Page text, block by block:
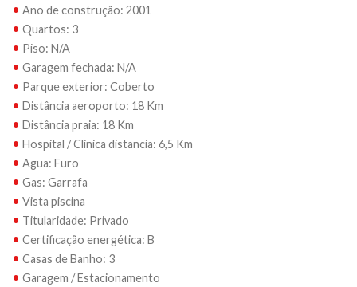
• Ano de construção: 2001
• Quartos: 3
• Piso: N/A
• Garagem fechada: N/A
• Parque exterior: Coberto
• Distância aeroporto: 18 Km
• Distância praia: 18 Km
• Hospital / Clinica distancia: 6,5 Km
• Agua: Furo
• Gas: Garrafa
• Vista piscina
• Titularidade: Privado
• Certificação energética: B
• Casas de Banho: 3
• Garagem / Estacionamento